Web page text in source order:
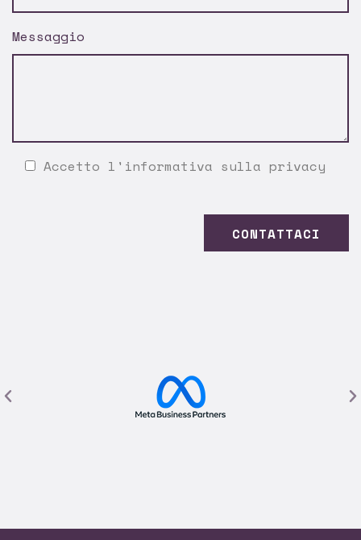
Messaggio
Accetto l' informativa sulla privacy